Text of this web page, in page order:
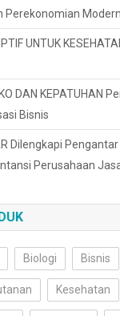
Perekonomian Modern
UNTUK
DAN KEPATUHAN
Bisnis
Dilengkapi
Perusahaan
Biologi Bisnis
Kesehatan